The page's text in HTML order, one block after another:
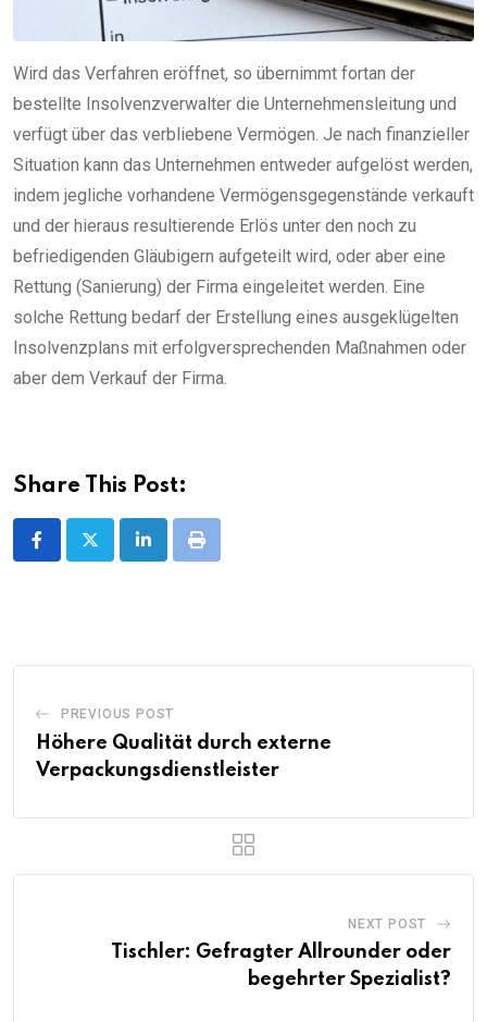
Wird das Verfahren eröffnet, so übernimmt fortan der
bestellte Insolvenzverwalter die Unternehmensleitung und
verfügt über das verbliebene Vermögen. Je nach finanzieller
Situation kann das Unternehmen entweder aufgelöst werden,
indem jegliche vorhandene Vermögensgegenstände verkauft
und der hieraus resultierende Erlös unter den noch zu
befriedigenden Gläubigern aufgeteilt wird, oder aber eine
Rettung (Sanierung) der Firma eingeleitet werden. Eine
solche Rettung bedarf der Erstellung eines ausgeklügelten
Insolvenzplans mit erfolgversprechenden Maßnahmen oder
aber dem Verkauf der Firma.
Share This Post:
LinkedInPrint
PREVIOUS POST
Höhere Qualität durch externe
Verpackungsdienstleister
NEXT POST
Tischler: Gefragter Allrounder oder
begehrter Spezialist?